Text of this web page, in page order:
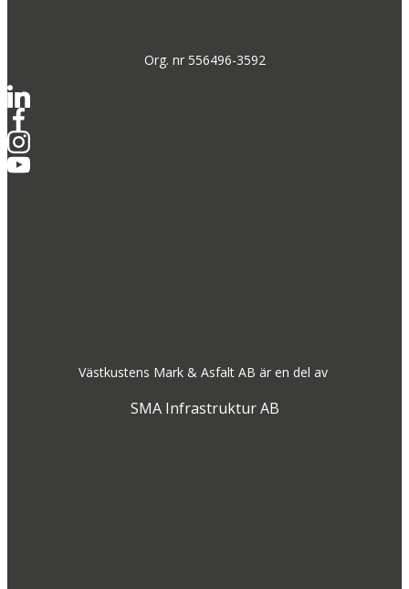
Org. nr 556496-3592
Västkustens Mark & Asfalt AB är en del av
SMA Infrastruktur AB